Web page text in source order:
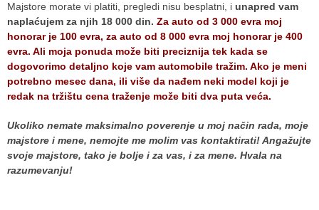
Majstore morate vi platiti, pregledi nisu besplatni, i unapred vam
naplaćujem za njih 18 000 din. Za auto od 3 000 evra moj
honorar je 100 evra, za auto od 8 000 evra moj honorar je 400
evra. Ali moja ponuda može biti preciznija tek kada se
dogovorimo detaljno koje vam automobile tražim. Ako je meni
potrebno mesec dana, ili više da nađem neki model koji je
redak na tržištu cena traženje može biti dva puta veća.
Ukoliko nemate maksimalno poverenje u moj način rada, moje
majstore i mene, nemojte me molim vas kontaktirati! Angažujte
svoje majstore, tako je bolje i za vas, i za mene. Hvala na
razumevanju!